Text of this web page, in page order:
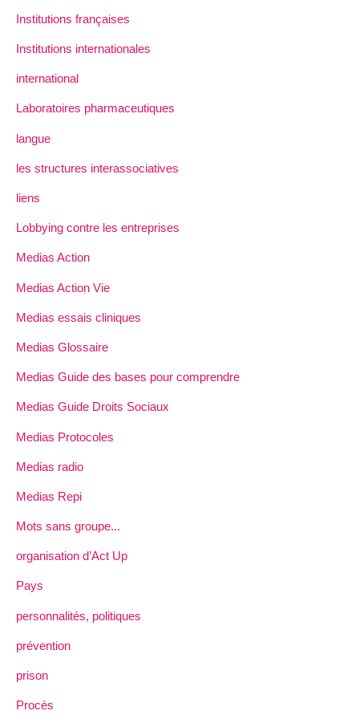
Institutions françaises
Institutions internationales
international
Laboratoires pharmaceutiques
langue
les structures interassociatives
liens
Lobbying contre les entreprises
Medias Action
Medias Action Vie
Medias essais cliniques
Medias Glossaire
Medias Guide des bases pour comprendre
Medias Guide Droits Sociaux
Medias Protocoles
Medias radio
Medias Repi
Mots sans groupe...
organisation d’Act Up
Pays
personnalités, politiques
prévention
prison
Procès